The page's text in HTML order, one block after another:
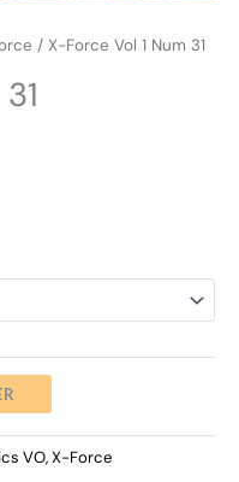
/ X-Force Vol 1 Num 31
VO,X-Force